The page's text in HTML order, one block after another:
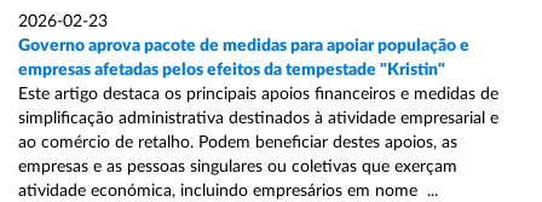
2026-02-23
Governo aprova pacote de medidas para apoiar população e
empresas afetadas pelos efeitos da tempestade "Kristin"
Este artigo destaca os principais apoios financeiros e medidas de
simplificação administrativa destinados à atividade empresarial e
ao comércio de retalho. Podem beneficiar destes apoios, as
empresas e as pessoas singulares ou coletivas que exerçam
atividade económica, incluindo empresários em nome ...